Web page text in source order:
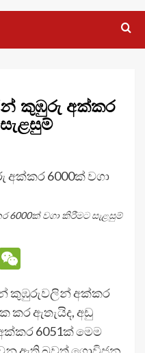
කුඹුරු අක්කර
6000ක් වගා කිරීමට සැළසුම්
කුඹුරුවලින් අක්කර
කර ඇතැයිද, අඩු
6051ක් මෙම